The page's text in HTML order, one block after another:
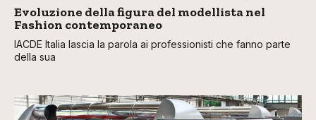
Evoluzione della figura del modellista nel
Fashion contemporaneo
IACDE Italia lascia la parola ai professionisti che fanno parte
della sua